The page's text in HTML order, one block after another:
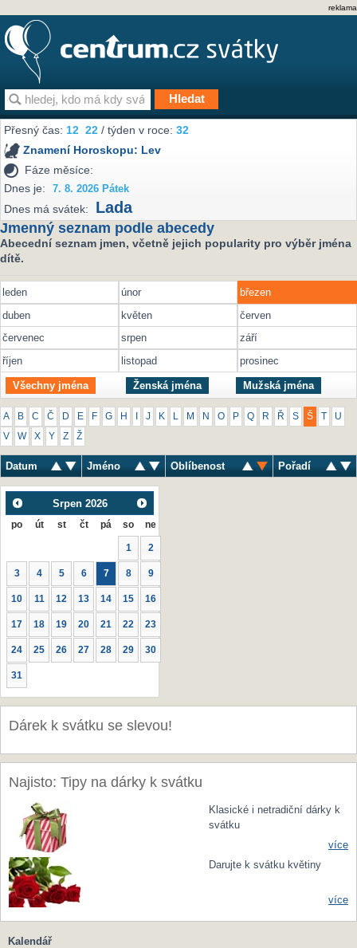
reklama
Přesný čas:12 22 / týden v roce:32
Znamení Horoskopu: Lev
Fáze měsíce:
Dnes je:
7. 8. 2026 Pátek
Dnes má svátek: Lada
Jmenný seznam podle abecedy
Abecední seznam jmen, včetně jejich popularity pro výběr jména
dítě.
leden únor
březen
duben
květen
červen
červenec
srpen
září
říjen
listopad prosinec
Všechny jména Ženská jména Mužská jména
A B C Č D E F G H J K M N O P Q R Ř S Š U
V W X Y Z Ž
Datum Jméno Oblíbenost Pořadí
Srpen 2026
po út st čt pá so ne
1 2
3 4 5 6 7 8 9
10 11 12 13 14 15 16
17 18 19 20 21 22 23
24 25 26 27 28 29 30
31
Dárek k svátku se slevou!
Najisto: Tipy na dárky k svátku
Klasické i netradiční dárky k
svátku
více
Darujte k svátku květiny
více
Kalendář